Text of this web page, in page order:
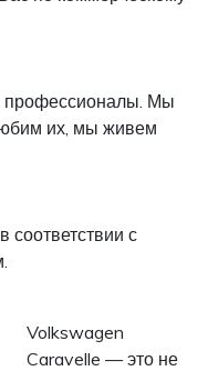
профессионалы. Мы
их, мы живем
соответствии с
Volkswagen
Caravelle — это не